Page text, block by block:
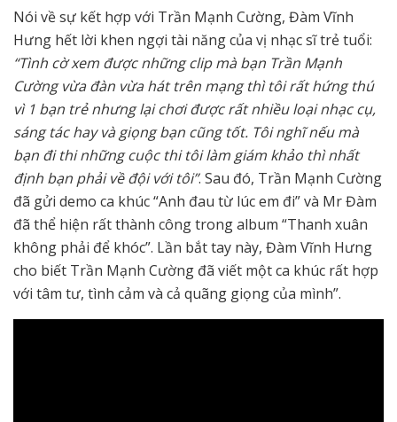
Nói về sự kết hợp với Trần Mạnh Cường, Đàm Vĩnh
Hưng hết lời khen ngợi tài năng của vị nhạc sĩ trẻ tuổi:
“Tình cờ xem được những clip mà bạn Trần Mạnh
Cường vừa đàn vừa hát trên mạng thì tôi rất hứng thú
vì 1 bạn trẻ nhưng lại chơi được rất nhiều loại nhạc cụ,
sáng tác hay và giọng bạn cũng tốt. Tôi nghĩ nếu mà
bạn đi thi những cuộc thi tôi làm giám khảo thì nhất
định bạn phải về đội với tôi”. Sau đó, Trần Mạnh Cường
đã gửi demo ca khúc “Anh đau từ lúc em đi” và Mr Đàm
đã thể hiện rất thành công trong album “Thanh xuân
không phải để khóc”. Lần bắt tay này, Đàm Vĩnh Hưng
cho biết Trần Mạnh Cường đã viết một ca khúc rất hợp
với tâm tư, tình cảm và cả quãng giọng của mình”.